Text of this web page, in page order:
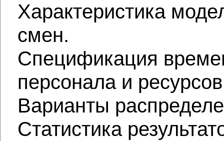
Характеристика
смен.
Спецификация
персонала и
Варианты
Статистика